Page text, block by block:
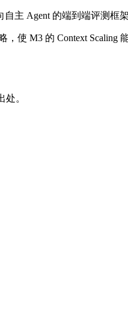
主 Agent 的端到端评测框
使 M3 的 Context
。